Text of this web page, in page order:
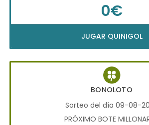
0€
JUGAR QUINIGOL
BONOLOTO
Sorteo del día 09-08-
PRÓXIMO BOTE